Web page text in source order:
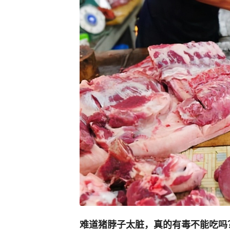
难道猪脖子太脏，真的有毒不能吃吗